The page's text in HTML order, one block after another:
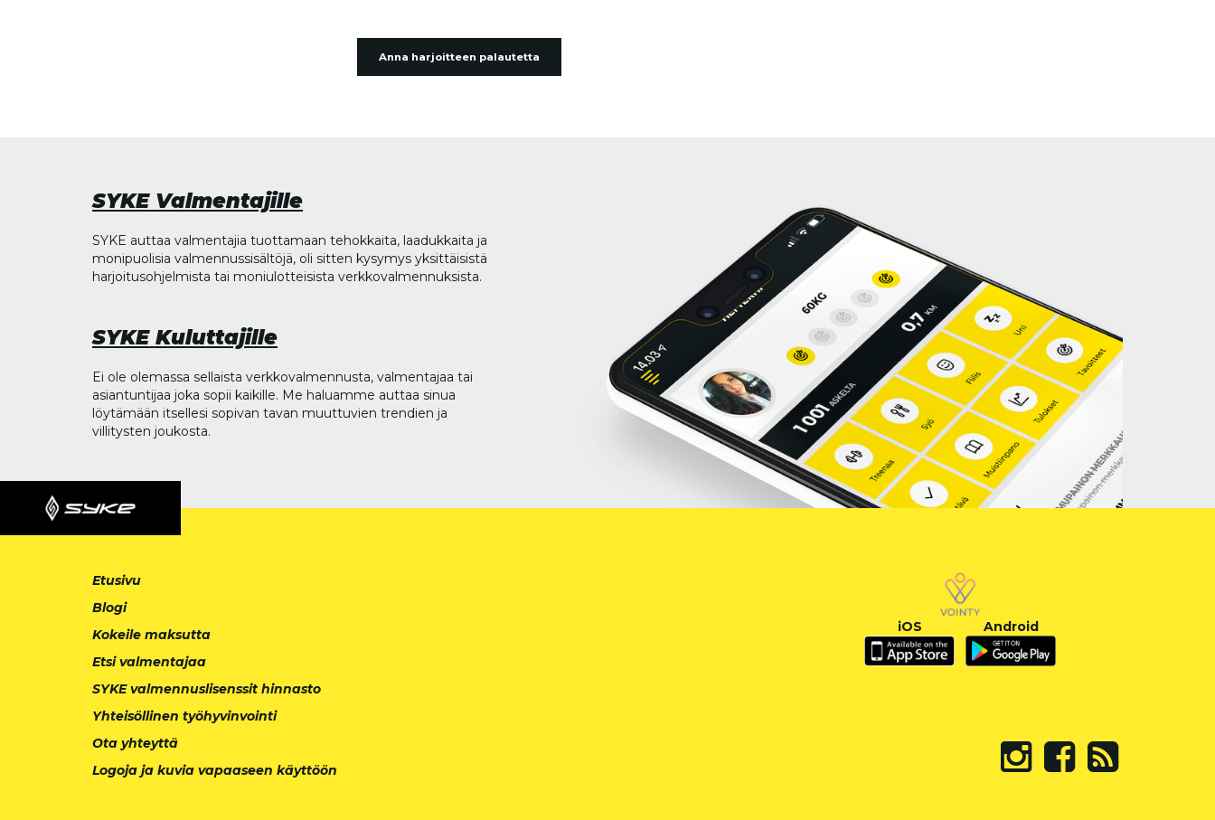
Anna harjoitteen palautetta
SYKE Valmentajille
SYKE auttaa valmentajia tuottamaan tehokkaita, laadukkaita ja
monipuolisia valmennussisältöjä, oli sitten kysymys yksittäisistä
harjoitusohjelmista tai moniulotteisista verkkovalmennuksista.
SYKE Kuluttajille
Ei ole olemassa sellaista verkkovalmennusta, valmentajaa tai
asiantuntijaa joka sopii kaikille. Me haluamme auttaa sinua
löytämään itsellesi sopivan tavan muuttuvien trendien ja
villitysten joukosta.
Etusivu
Blogi
Kokeile maksutta
Etsi valmentajaa
SYKE valmennuslisenssit hinnasto
Yhteisöllinen työhyvinvointi
Ota yhteyttä
Logoja ja kuvia vapaaseen käyttöön
iOS Android